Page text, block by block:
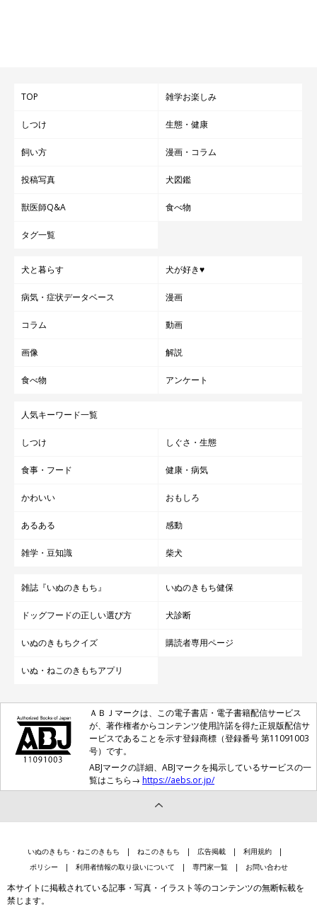
TOP 雑学お楽しみ
しつけ 生態・健康
飼い方 漫画・コラム
投稿写真 犬図鑑
獣医師Q&A 食べ物
タグ一覧
犬と暮らす 犬が好き♥
病気・症状データベース 漫画
コラム 動画
画像 解説
食べ物 アンケート
人気キーワード一覧
しつけ しぐさ・生態
食事・フード 健康・病気
かわいい おもしろ
あるある 感動
雑学・豆知識 柴犬
雑誌『いぬのきもち』 いぬのきもち健保
ドッグフードの正しい選び方 犬診断
いぬのきもちクイズ 購読者専用ページ
いぬ・ねこのきもちアプリ
ＡＢＪマークは、この電子書店・電子書籍配信サービス
が、著作権者からコンテンツ使用許諾を得た正規版配信サ
ービスであることを示す登録商標（登録番号 第11091003
号）です。
ABJマークの詳細、ABJマークを掲示しているサービスの一
覧はこちら→ https://aebs.or.jp/
いぬのきもち・ねこのきもち ねこのきもち 広告掲載
利用規約
ポリシー
利用者情報の取り扱いについて 専門家一覧 お問い合わせ
本サイトに掲載されている記事・写真・イラスト等のコンテンツの無断転載を
禁じます。